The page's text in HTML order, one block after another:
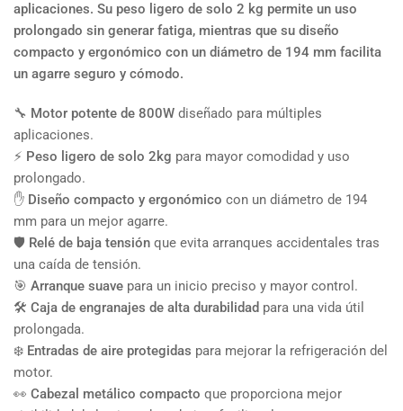
aplicaciones. Su peso ligero de solo 2 kg permite un uso
prolongado sin generar fatiga, mientras que su diseño
compacto y ergonómico con un diámetro de 194 mm facilita
un agarre seguro y cómodo.
🔧 Motor potente de 800W diseñado para múltiples
aplicaciones.
⚡ Peso ligero de solo 2kg para mayor comodidad y uso
prolongado.
✋ Diseño compacto y ergonómico con un diámetro de 194
mm para un mejor agarre.
🛡️ Relé de baja tensión que evita arranques accidentales tras
una caída de tensión.
🎯 Arranque suave para un inicio preciso y mayor control.
🛠️ Caja de engranajes de alta durabilidad para una vida útil
prolongada.
❄️ Entradas de aire protegidas para mejorar la refrigeración del
motor.
👀 Cabezal metálico compacto que proporciona mejor